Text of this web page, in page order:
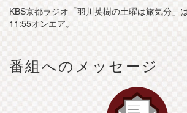
KBS京都ラジオ「羽川英樹の土曜は旅気分」
11:55オンエア。
番組へのメッセージ